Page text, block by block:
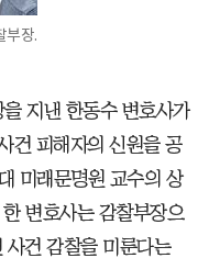
부장.
지낸 한동수 변호사가
건 피해자의 신원을 공
미래문명원 교수의 상
변호사는 감찰부장으
사건 감찰을 미룬다는